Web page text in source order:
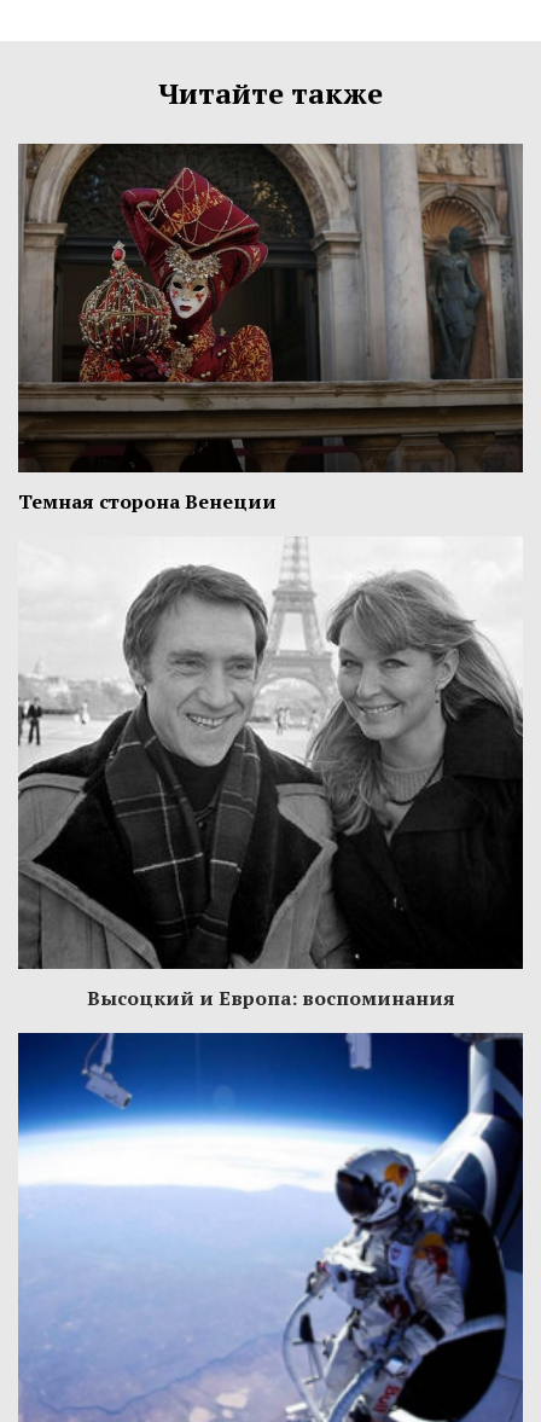
Читайте также
Темная сторона Венеции
Высоцкий и Европа: воспоминания